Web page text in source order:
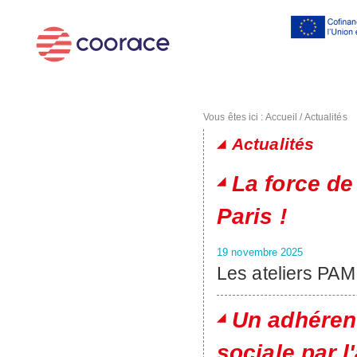
Vous êtes ici : Accueil /Actualités
Actualités
La force
Paris !
19 novembre 2025
Les ateliers
Un
Pages